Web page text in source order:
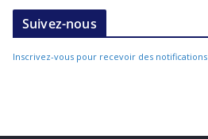
Suivez-nous
Inscrivez-vous pour recevoir des notifications